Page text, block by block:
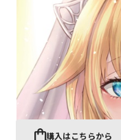
購入はこちらから